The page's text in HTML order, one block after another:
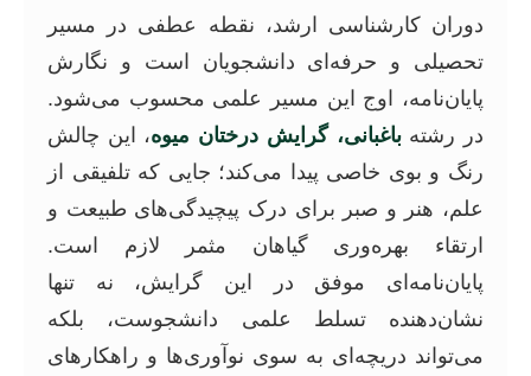
دوران کارشناسی ارشد، نقطه عطفی در مسیر
تحصیلی و حرفه‌ای دانشجویان است و نگارش
پایان‌نامه، اوج این مسیر علمی محسوب می‌شود.
در رشتهباغبانی، گرایش درختان میوه، این چالش
رنگ و بوی خاصی پیدا می‌کند؛ جایی که تلفیقی از
علم، هنر و صبر برای درک پیچیدگی‌های طبیعت و
ارتقاء بهره‌وری گیاهان مثمر لازم است.
پایان‌نامه‌ای موفق در این گرایش، نه تنها
نشان‌دهنده تسلط علمی دانشجوست، بلکه
می‌تواند دریچه‌ای به سوی نوآوری‌ها و راهکارهای